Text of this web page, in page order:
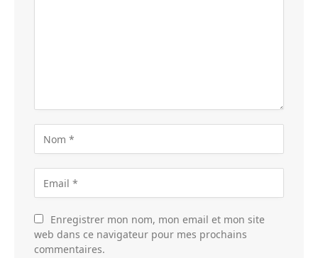
Enregistrer mon nom, mon email et mon site
web dans ce navigateur pour mes prochains
commentaires.